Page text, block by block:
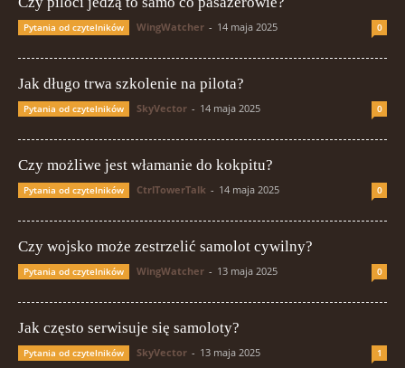
Pytania od czytelników WingWatcher - 14 maja 2025 0
Jak długo trwa szkolenie na pilota?
Pytania od czytelników SkyVector - 14 maja 2025 0
Czy możliwe jest włamanie do kokpitu?
Pytania od czytelników CtrlTowerTalk - 14 maja 2025 0
Czy wojsko może zestrzelić samolot cywilny?
Pytania od czytelników WingWatcher - 13 maja 2025 0
Jak często serwisuje się samoloty?
Pytania od czytelników SkyVector - 13 maja 2025 1